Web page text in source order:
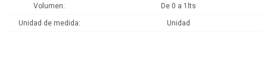
Volumen
De 0 a 1lts
Unidad de medida
Unidad